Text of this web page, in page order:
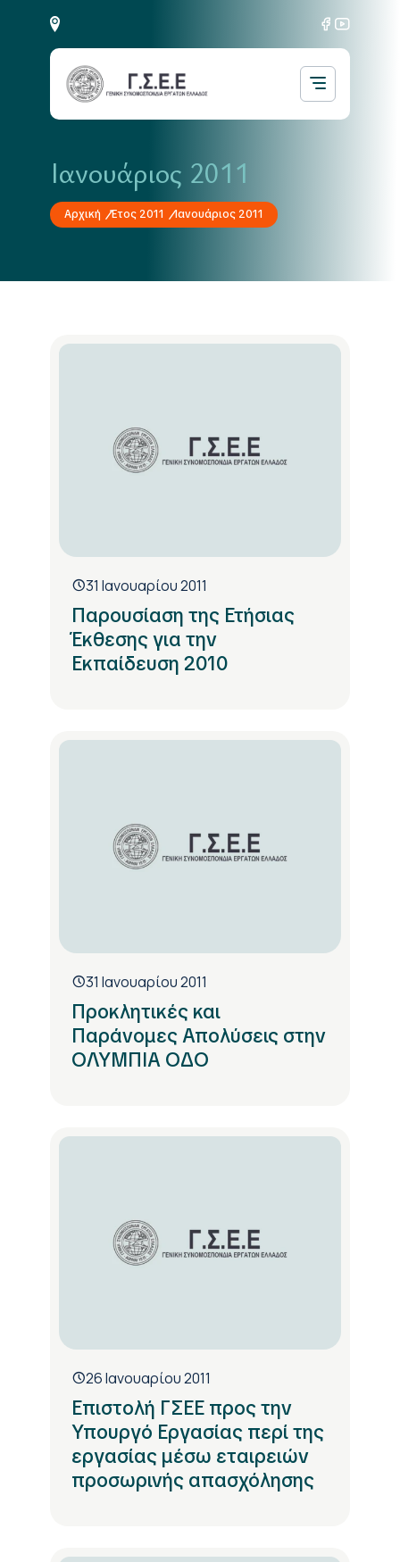
Ιανουάριος 2011
Αρχική Έτος 2011 Ιανουάριος 2011
31 Ιανουαρίου 2011
Παρουσίαση της Ετήσιας
Έκθεσης για την
Εκπαίδευση 2010
31 Ιανουαρίου 2011
Προκλητικές και
Παράνομες Απολύσεις στην
ΟΛΥΜΠΙΑ ΟΔΟ
26 Ιανουαρίου 2011
Επιστολή ΓΣΕΕ προς την
Υπουργό Εργασίας περί της
εργασίας μέσω εταιρειών
προσωρινής απασχόλησης